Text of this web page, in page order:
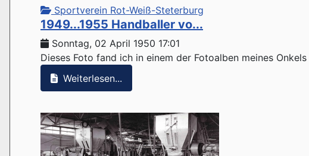
Sportverein Rot-Weiß-Steterburg
1949...1955 Handballer vo...
Sonntag, 02 April 1950 17:01
Dieses Foto fand ich in einem der Fotoalben meines
Weiterlesen...